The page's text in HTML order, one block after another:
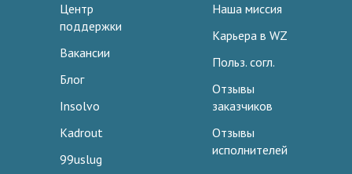
Центр
поддержки
Вакансии
Блог
Insolvo
Kadrout
99uslug
Наша миссия
Карьера в WZ
Польз. согл.
Отзывы
заказчиков
Отзывы
исполнителей